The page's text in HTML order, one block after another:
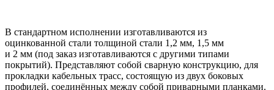
В стандартном исполнении изготавливаются из
оцинкованной стали толщиной стали 1,2 мм, 1,5 мм
и 2 мм (под заказ изготавливаются с другими типами
покрытий). Представляют собой сварную конструкцию, для
прокладки кабельных трасс, состоящую из двух боковых
профилей, соединённых между собой приварными планками.